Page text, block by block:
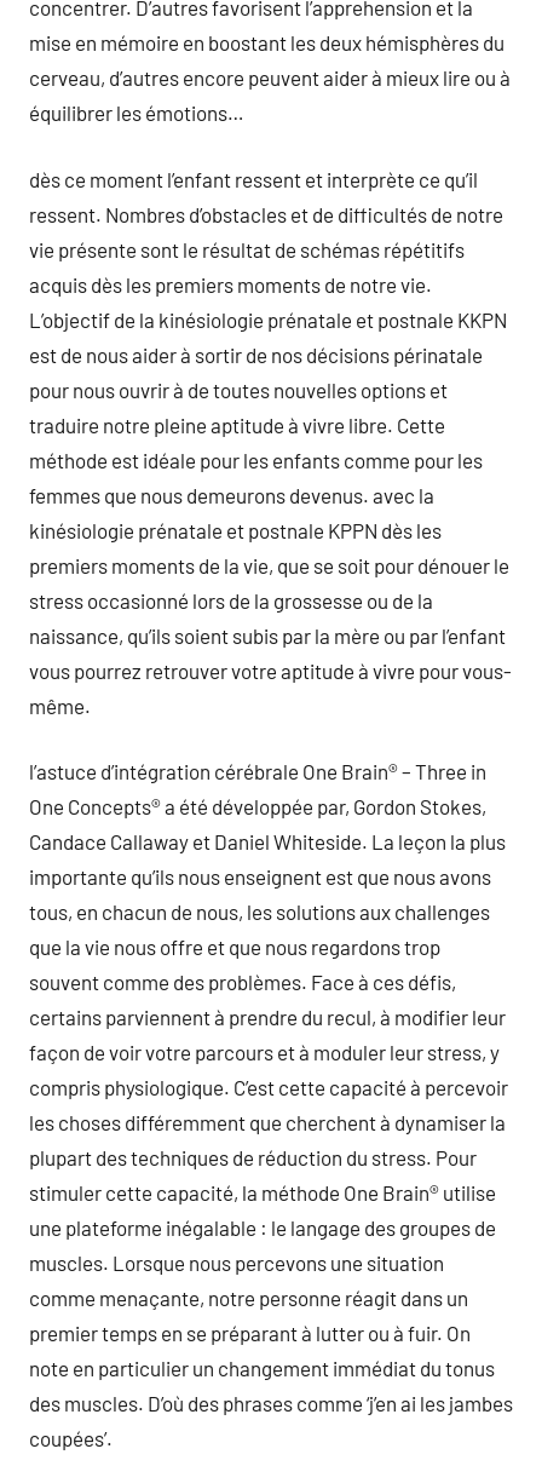
concentrer. D’autres favorisent l’apprehension et la
mise en mémoire en boostant les deux hémisphères du
cerveau, d’autres encore peuvent aider à mieux lire ou à
équilibrer les émotions…
dès ce moment l’enfant ressent et interprète ce qu’il
ressent. Nombres d’obstacles et de difficultés de notre
vie présente sont le résultat de schémas répétitifs
acquis dès les premiers moments de notre vie.
L’objectif de la kinésiologie prénatale et postnale KKPN
est de nous aider à sortir de nos décisions périnatale
pour nous ouvrir à de toutes nouvelles options et
traduire notre pleine aptitude à vivre libre. Cette
méthode est idéale pour les enfants comme pour les
femmes que nous demeurons devenus. avec la
kinésiologie prénatale et postnale KPPN dès les
premiers moments de la vie, que se soit pour dénouer le
stress occasionné lors de la grossesse ou de la
naissance, qu’ils soient subis par la mère ou par l’enfant
vous pourrez retrouver votre aptitude à vivre pour vous-
même.
l’astuce d’intégration cérébrale One Brain® – Three in
One Concepts® a été développée par, Gordon Stokes,
Candace Callaway et Daniel Whiteside. La leçon la plus
importante qu’ils nous enseignent est que nous avons
tous, en chacun de nous, les solutions aux challenges
que la vie nous offre et que nous regardons trop
souvent comme des problèmes. Face à ces défis,
certains parviennent à prendre du recul, à modifier leur
façon de voir votre parcours et à moduler leur stress, y
compris physiologique. C’est cette capacité à percevoir
les choses différemment que cherchent à dynamiser la
plupart des techniques de réduction du stress. Pour
stimuler cette capacité, la méthode One Brain® utilise
une plateforme inégalable : le langage des groupes de
muscles. Lorsque nous percevons une situation
comme menaçante, notre personne réagit dans un
premier temps en se préparant à lutter ou à fuir. On
note en particulier un changement immédiat du tonus
des muscles. D’où des phrases comme ‘j’en ai les jambes
coupées’.